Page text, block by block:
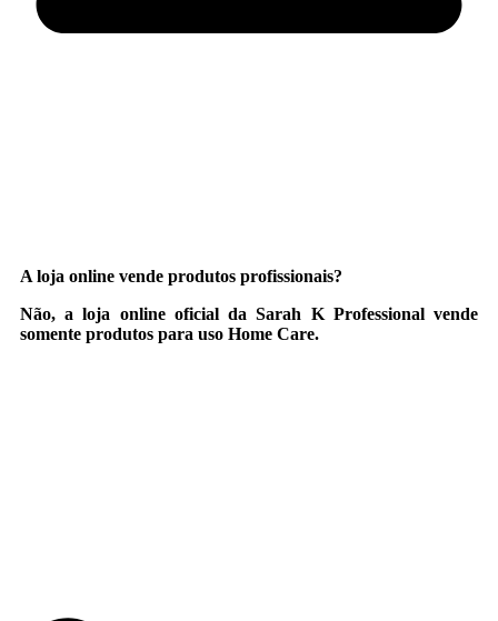
A loja online vende produtos profissionais?
Não, a loja online oficial da Sarah K Professional vende
somente produtos para uso Home Care.